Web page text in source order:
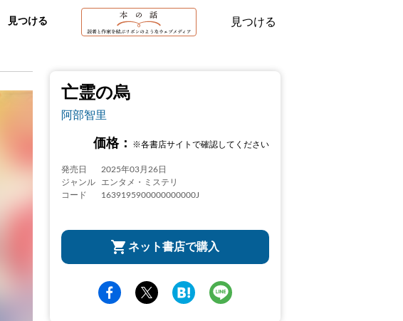
見つける 見つける
亡霊の烏
阿部智里
価格： ※各書店サイトで確認してください
発売日
2025年03月26日
ジャンル
エンタメ・ミステリ
コード
1639195900000000000J
ネット書店で購入